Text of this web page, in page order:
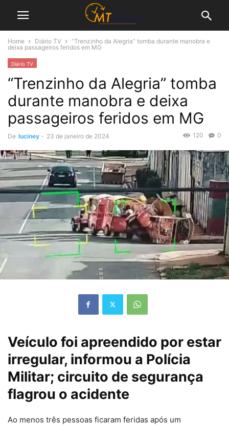
Home Diário TV
“Trenzinho da Alegria” tomba durante manobra e
deixa passageiros feridos em MG
Diário TV
“Trenzinho da Alegria” tomba
durante manobra e deixa
passageiros feridos em MG
De luciney - 23 de janeiro de 2024 0
120
Veículo foi apreendido por estar
irregular, informou a Polícia
Militar; circuito de segurança
flagrou o acidente
Ao menos três pessoas ficaram feridas após um